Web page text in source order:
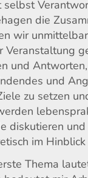
selbst
die
wir
Veranstaltung
und
und
zu setzen
diskutieren
im
Thema